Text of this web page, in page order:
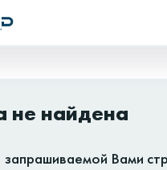
не найдена
Вами